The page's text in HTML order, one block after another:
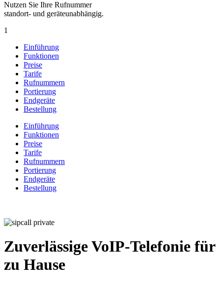
Nutzen Sie Ihre Rufnummer
standort- und geräteunabhängig.
1
Einführung
Funktionen
Preise
Tarife
Rufnummern
Portierung
Endgeräte
Bestellung
Einführung
Funktionen
Preise
Tarife
Rufnummern
Portierung
Endgeräte
Bestellung
Zuverlässige VoIP-Telefonie für
zu Hause